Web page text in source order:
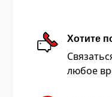
Хотите
любое